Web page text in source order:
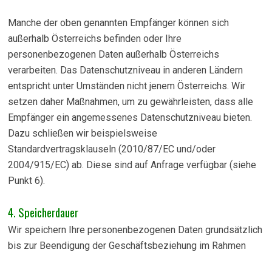
Manche der oben genannten Empfänger können sich
außerhalb Österreichs befinden oder Ihre
personenbezogenen Daten außerhalb Österreichs
verarbeiten. Das Datenschutzniveau in anderen Ländern
entspricht unter Umständen nicht jenem Österreichs. Wir
setzen daher Maßnahmen, um zu gewährleisten, dass alle
Empfänger ein angemessenes Datenschutzniveau bieten.
Dazu schließen wir beispielsweise
Standardvertragsklauseln (2010/87/EC und/oder
2004/915/EC) ab. Diese sind auf Anfrage verfügbar (siehe
Punkt 6).
4. Speicherdauer
Wir speichern Ihre personenbezogenen Daten grundsätzlich
bis zur Beendigung der Geschäftsbeziehung im Rahmen